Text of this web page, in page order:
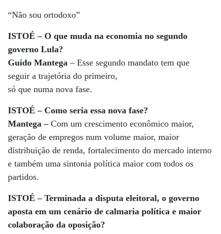
“Não sou ortodoxo”
ISTOÉ – O que muda na economia no segundo
governo Lula?
Guido Mantega– Esse segundo mandato tem que
seguir a trajetória do primeiro,
só que numa nova fase.
ISTOÉ – Como seria essa nova fase?
Mantega –Com um crescimento econômico maior,
geração de empregos num volume maior, maior
distribuição de renda, fortalecimento do mercado interno
e também uma sintonia política maior com todos os
partidos.
ISTOÉ – Terminada a disputa eleitoral, o governo
aposta em um cenário de calmaria política e maior
colaboração da oposição?